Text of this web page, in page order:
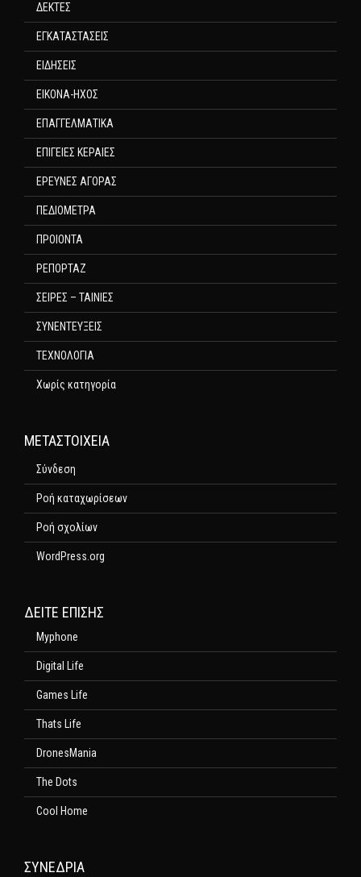
ΔΕΚΤΕΣ
ΕΓΚΑΤΑΣΤΑΣΕΙΣ
ΕΙΔΗΣΕΙΣ
ΕΙΚΟΝΑ-ΗΧΟΣ
ΕΠΑΓΓΕΛΜΑΤΙΚΑ
ΕΠΙΓΕΙΕΣ ΚΕΡΑΙΕΣ
ΕΡΕΥΝΕΣ ΑΓΟΡΑΣ
ΠΕΔΙΟΜΕΤΡΑ
ΠΡΟΙΟΝΤΑ
ΡΕΠΟΡΤΑΖ
ΣΕΙΡΕΣ – ΤΑΙΝΙΕΣ
ΣΥΝΕΝΤΕΥΞΕΙΣ
ΤΕΧΝΟΛΟΓΙΑ
Χωρίς κατηγορία
ΜΕΤΑΣΤΟΙΧΕΊΑ
Σύνδεση
Ροή καταχωρίσεων
Ροή σχολίων
WordPress.org
ΔΕΊΤΕ ΕΠΊΣΗΣ
Myphone
Digital Life
Games Life
Thats Life
DronesMania
The Dots
Cool Home
ΣΥΝΕΔΡΙΑ